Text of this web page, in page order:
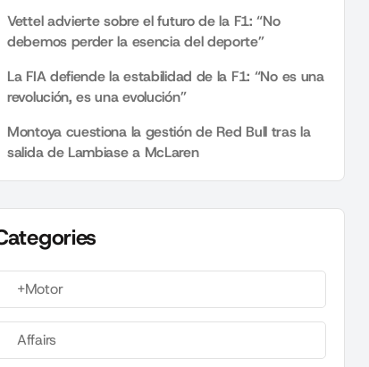
Vettel advierte sobre el futuro de la F1: “No
debemos perder la esencia del deporte”
La FIA defiende la estabilidad de la F1: “No es una
revolución, es una evolución”
Montoya cuestiona la gestión de Red Bull tras la
salida de Lambiase a McLaren
+Motor
Affairs